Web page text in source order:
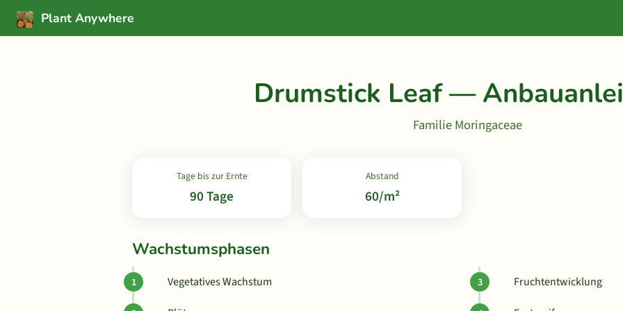
Plant Anywhere
Drumstick Leaf —
Familie Moringaceae
Tage bis zur Ernte
90 Tage
Abstand
60/m²
Wachstumsphasen
Vegetatives Wachstum Fruchtentwicklung